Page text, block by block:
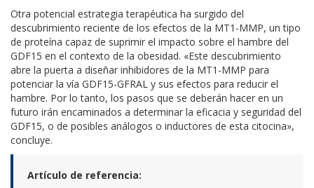
Otra potencial estrategia terapéutica ha surgido del
descubrimiento reciente de los efectos de la MT1-MMP, un tipo
de proteína capaz de suprimir el impacto sobre el hambre del
GDF15 en el contexto de la obesidad. «Este descubrimiento
abre la puerta a diseñar inhibidores de la MT1-MMP para
potenciar la vía GDF15-GFRAL y sus efectos para reducir el
hambre. Por lo tanto, los pasos que se deberán hacer en un
futuro irán encaminados a determinar la eficacia y seguridad del
GDF15, o de posibles análogos o inductores de esta citocina»,
concluye.
Artículo de referencia: